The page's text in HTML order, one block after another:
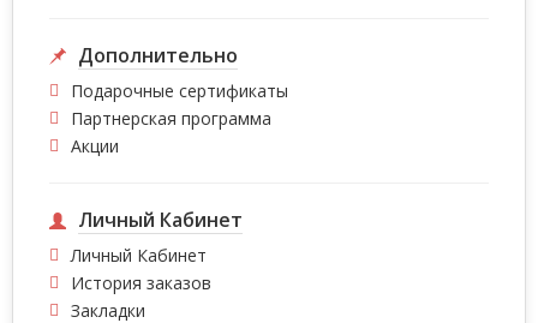
Дополнительно
Подарочные сертификаты
Партнерская программа
Акции
Личный Кабинет
Личный Кабинет
История заказов
Закладки